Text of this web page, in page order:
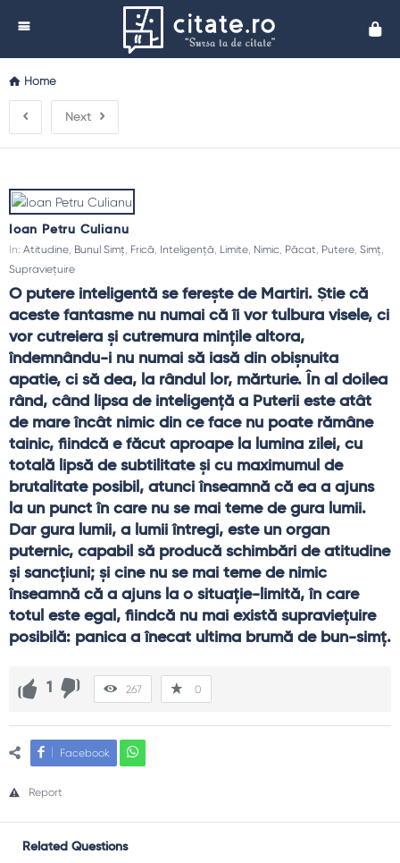
Home
Next
Ioan Petru Culianu
In: Atitudine Bunul Simț Frică Inteligență Limite Nimic Păcat Putere Simț
Supraviețuire
O putere inteligentă se fereşte de Martiri. Ştie că
aceste fantasme nu numai că îi vor tulbura visele, ci
vor cutreiera şi cutremura minţile altora,
îndemnându-i nu numai să iasă din obişnuita
apatie, ci să dea, la rândul lor, mărturie. În al doilea
rând, când lipsa de inteligenţă a Puterii este atât
de mare încât nimic din ce face nu poate rămâne
tainic, fiindcă e făcut aproape la lumina zilei, cu
totală lipsă de subtilitate şi cu maximumul de
brutalitate posibil, atunci înseamnă că ea a ajuns
la un punct în care nu se mai teme de gura lumii.
Dar gura lumii, a lumii întregi, este un organ
puternic, capabil să producă schimbări de atitudine
şi sancţiuni; şi cine nu se mai teme de nimic
înseamnă că a ajuns la o situaţie-limită, în care
totul este egal, fiindcă nu mai există supravieţuire
posibilă: panica a înecat ultima brumă de bun-simţ.
1 267 0
Facebook
Report
Related Questions